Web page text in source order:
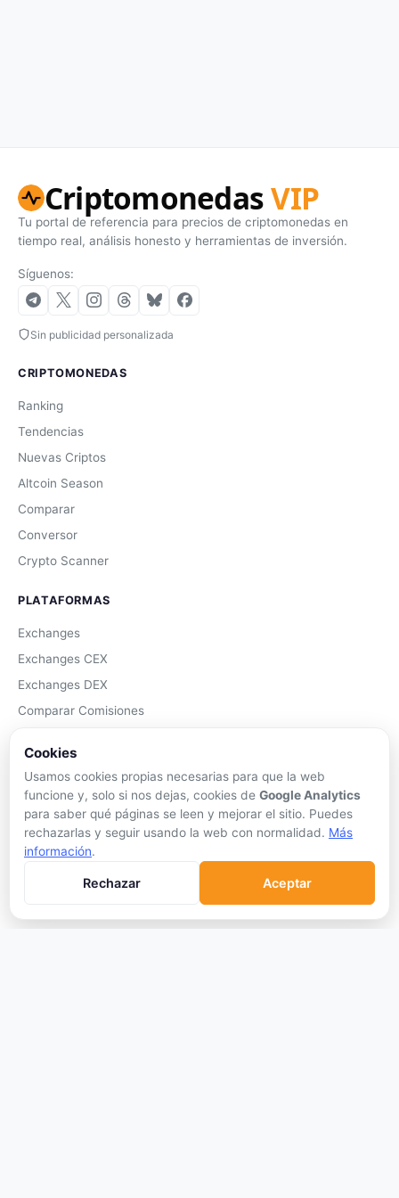
CriptomonedasVIP
Tu portal de referencia para precios de criptomonedas en
tiempo real, análisis honesto y herramientas de inversión.
Síguenos:
Sin publicidad personalizada
CRIPTOMONEDAS
Ranking
Tendencias
Nuevas Criptos
Altcoin Season
Comparar
Conversor
Crypto Scanner
PLATAFORMAS
Exchanges
Exchanges CEX
Exchanges DEX
Comparar Comisiones
Hardware Wallets
Software Wallets
Mejor Wallet
Gastar Criptomonedas
Cookies
Usamos cookies propias necesarias para que la web
funcione y, solo si nos dejas, cookies de Google Analytics
para saber qué páginas se leen y mejorar el sitio. Puedes
rechazarlas y seguir usando la web con normalidad. Más
información.
Rechazar Aceptar